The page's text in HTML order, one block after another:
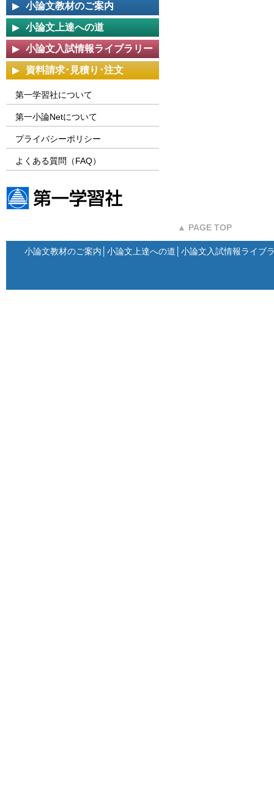
小論文教材のご案内
小論文上達への道
小論文入試情報ライブラリー
資料請求･見積り･注文
第一学習社について
第一小論Netについて
プライバシーポリシー
よくある質問（FAQ）
▲ PAGE TOP
小論文教材のご案内 小論文上達への道 小論文入試情報ライブ